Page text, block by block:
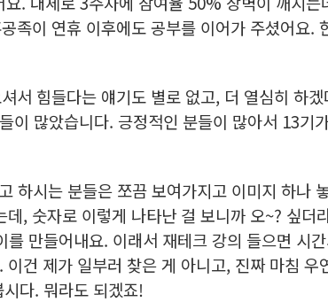
족이 연휴 이후에도 공부를 이어가 주셨어요.
서 힘들다는 얘기도 별로 없고, 더 열심히 하
이 많았습니다. 긍정적인 분들이 많아서 13기
하시는 분들은 쪼끔 보여가지고 이미지 하나
, 숫자로 이렇게 나타난 걸 보니까 오~? 싶더
만들어내요. 이래서 재테크 강의 들으면 시
건 제가 일부러 찾은 게 아니고, 진짜 마침 우
다. 뭐라도 되겠죠!